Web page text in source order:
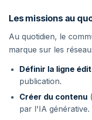
Les missions au
Au quotidien, le
marque sur les
Définir la ligne
publication.
Créer du contenu
par l'IA générative.